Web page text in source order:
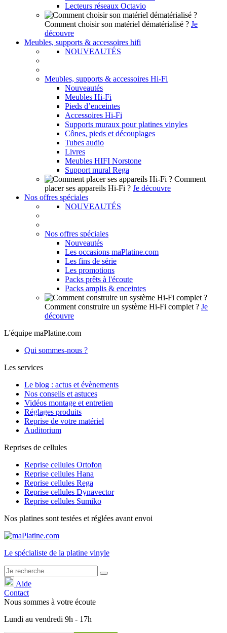
Lecteurs réseaux Octavio
Comment choisir son matériel dématérialisé ? Je
découvre
Meubles, supports & accessoires hifi
NOUVEAUTÉS
Meubles, supports & accessoires Hi-Fi
Nouveautés
Meubles Hi-Fi
Pieds d’enceintes
Accessoires Hi-Fi
Supports muraux pour platines vinyles
Cônes, pieds et découplages
Tubes audio
Livres
Meubles HIFI Norstone
Support mural Rega
Comment
placer ses appareils Hi-Fi ? Je découvre
Nos offres spéciales
NOUVEAUTÉS
Nos offres spéciales
Nouveautés
Les occasions maPlatine.com
Les fins de série
Les promotions
Packs prêts à l'écoute
Packs amplis & enceintes
Comment construire un système Hi-Fi complet ? Je
découvre
L'équipe maPlatine.com
Qui sommes-nous ?
Les services
Le blog : actus et évènements
Nos conseils et astuces
Vidéos montage et entretien
Réglages produits
Reprise de votre matériel
Auditorium
Reprises de cellules
Reprise cellules Ortofon
Reprise cellules Hana
Reprise cellules Rega
Reprise cellules Dynavector
Reprise cellules Sumiko
Nos platines sont testées et réglées avant envoi
Le spécialiste de la platine vinyle
Aide
Contact
Nous sommes à votre écoute
Lundi au vendredi 9h - 17h